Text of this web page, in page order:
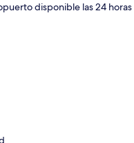
disponible las 24 horas